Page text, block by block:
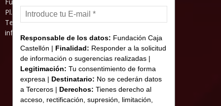
Pl. de l’Herba, s/nº. 12001 Castelló de la Plana
Telèfon 964 232 551 • Fax 964 231 550
informacion@fundacioncajacastellon.es
Responsable de los datos: Fundación Caja
Castellón | Finalidad: Responder a la solicitud
de información o sugerencias realizadas |
Legitimación: Tu consentimiento de forma
expresa | Destinatario: No se cederán datos
a Terceros | Derechos: Tienes derecho al
acceso, rectificación, supresión, limitación,